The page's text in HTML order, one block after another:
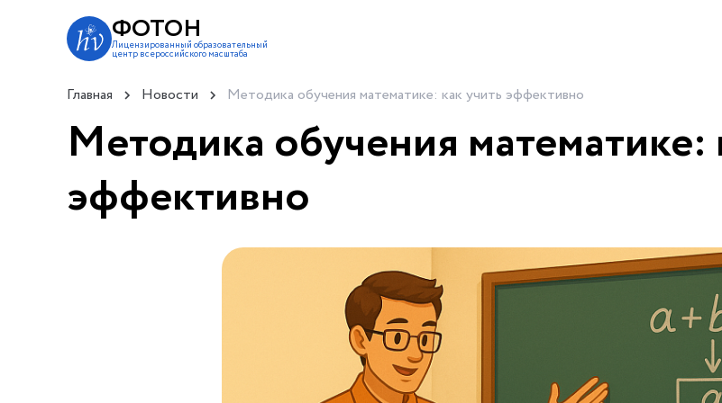
ФОТОН
Лицензированный образовательный
центр всероссийского масштаба
Главная Новости Методика обучения математике: как учить эффективно
Методика обучения математике:
эффективно